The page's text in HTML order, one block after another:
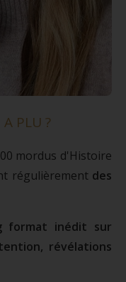
PLU ?
mordus d'Histoire
régulièrement des
format inédit sur
révélations